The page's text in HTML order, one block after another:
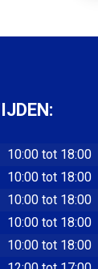
10:00 tot 18:00
10:00 tot 18:00
10:00 tot 18:00
10:00 tot 18:00
10:00 tot 18:00